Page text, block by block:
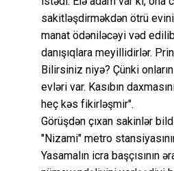
sakitləşdirməkdən ötrü
manat ödəniləcəyi vəd
danışıqlara meyillidirlər.
Bilirsiniz niyə? Çünki
evləri var. Kasıbın
heç kəs fikirləşmir".
Görüşdən çıxan sakinlər
"Nizami" metro
Yasamalın icra başçısının